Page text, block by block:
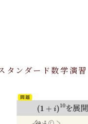
タンダード数学